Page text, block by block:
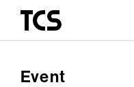
Event